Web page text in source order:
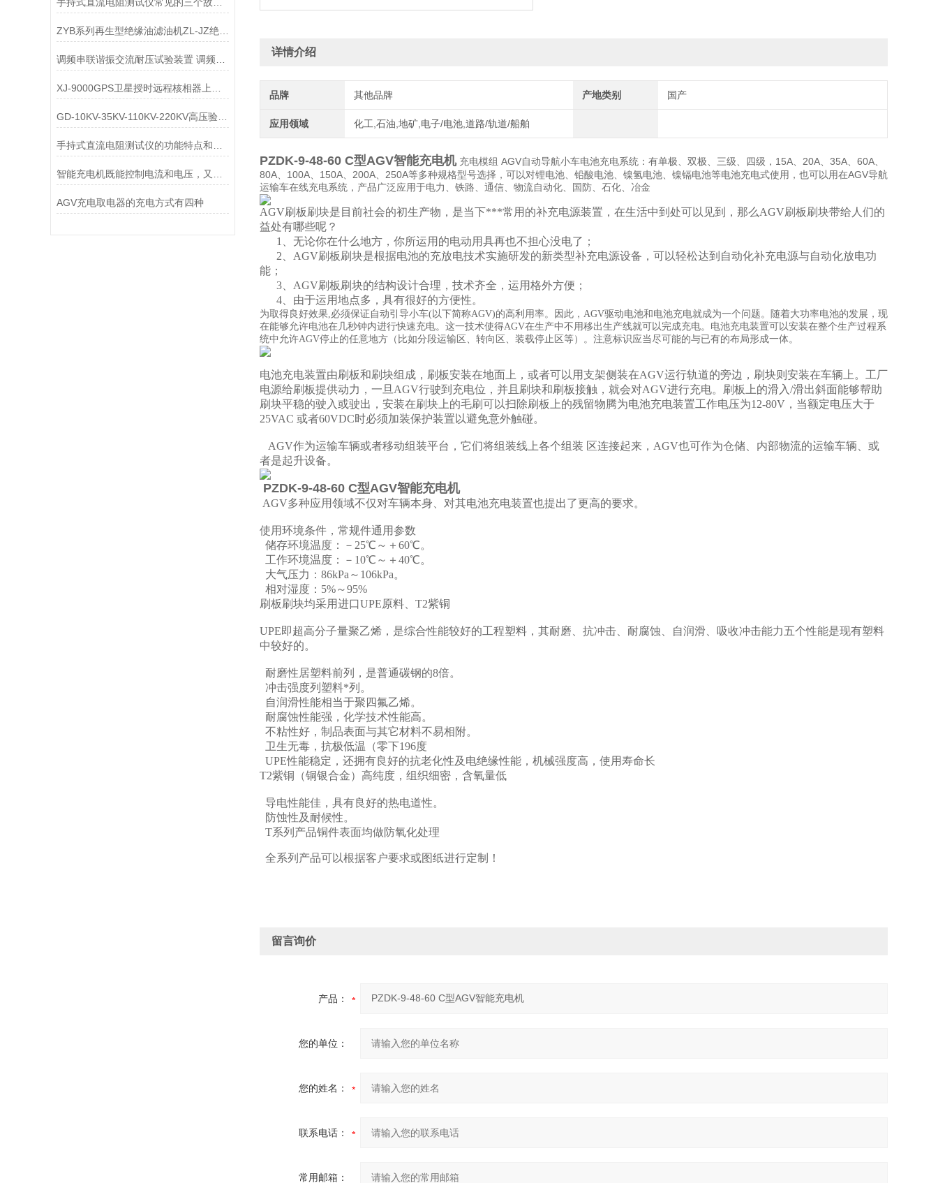
详情介绍
品牌 其他品牌 产地类别 国产
应用领域 化工,石油,地矿,电子/电池,道路/轨道/船舶
PZDK-9-48-60 C型AGV智能充电机充电模组 AGV自动导航小车电池充电系统：有单极、双极、三级、四级，15A、20A、35A、60A、
80A、100A、150A、200A、250A等多种规格型号选择，可以对锂电池、铅酸电池、镍氢电池、镍镉电池等电池充电式使用，也可以用在AGV导航
运输车在线充电系统，产品广泛应用于电力、铁路、通信、物流自动化、国防、石化、冶金
AGV刷板刷块是目前社会的初生产物，是当下***常用的补充电源装置，在生活中到处可以见到，那么AGV刷板刷块带给人们的
益处有哪些呢？
1、无论你在什么地方，你所运用的电动用具再也不担心没电了；
2、AGV刷板刷块是根据电池的充放电技术实施研发的新类型补充电源设备，可以轻松达到自动化补充电源与自动化放电功
能；
3、AGV刷板刷块的结构设计合理，技术齐全，运用格外方便；
4、由于运用地点多，具有很好的方便性。
为取得良好效果,必须保证自动引导小车(以下简称AGV)的高利用率。因此，AGV驱动电池和电池充电就成为一个问题。随着大功率电池的发展，现
在能够允许电池在几秒钟内进行快速充电。这一技术使得AGV在生产中不用移出生产线就可以完成充电。电池充电装置可以安装在整个生产过程系
统中允许AGV停止的任意地方（比如分段运输区、转向区、装载停止区等）。注意标识应当尽可能的与已有的布局形成一体。
电池充电装置由刷板和刷块组成，刷板安装在地面上，或者可以用支架侧装在AGV运行轨道的旁边，刷块则安装在车辆上。工厂
电源给刷板提供动力，一旦AGV行驶到充电位，并且刷块和刷板接触，就会对AGV进行充电。刷板上的滑入/滑出斜面能够帮助
刷块平稳的驶入或驶出，安装在刷块上的毛刷可以扫除刷板上的残留物腾为电池充电装置工作电压为12-80V，当额定电压大于
25VAC 或者60VDC时必须加装保护装置以避免意外触碰。
AGV作为运输车辆或者移动组装平台，它们将组装线上各个组装 区连接起来，AGV也可作为仓储、内部物流的运输车辆、或
者是起升设备。
PZDK-9-48-60 C型AGV智能充电机
AGV多种应用领域不仅对车辆本身、对其电池充电装置也提出了更高的要求。
使用环境条件，常规件通用参数
储存环境温度：－25℃～＋60℃。
工作环境温度：－10℃～＋40℃。
大气压力：86kPa～106kPa。
相对湿度：5%～95%
刷板刷块均采用进口UPE原料、T2紫铜
UPE即超高分子量聚乙烯，是综合性能较好的工程塑料，其耐磨、抗冲击、耐腐蚀、自润滑、吸收冲击能力五个性能是现有塑料
中较好的。
耐磨性居塑料前列，是普通碳钢的8倍。
冲击强度列塑料*列。
自润滑性能相当于聚四氟乙烯。
耐腐蚀性能强，化学技术性能高。
不粘性好，制品表面与其它材料不易相附。
卫生无毒，抗极低温（零下196度
UPE性能稳定，还拥有良好的抗老化性及电绝缘性能，机械强度高，使用寿命长
T2紫铜（铜银合金）高纯度，组织细密，含氧量低
导电性能佳，具有良好的热电道性。
防蚀性及耐候性。
T系列产品铜件表面均做防氧化处理
全系列产品可以根据客户要求或图纸进行定制！
留言询价
产品：
您的单位：
您的姓名：
联系电话：
常用邮箱：
GD-10KV-35KV-110KV-220KV高压验电器
AGV充电取电器的充电方式有四种